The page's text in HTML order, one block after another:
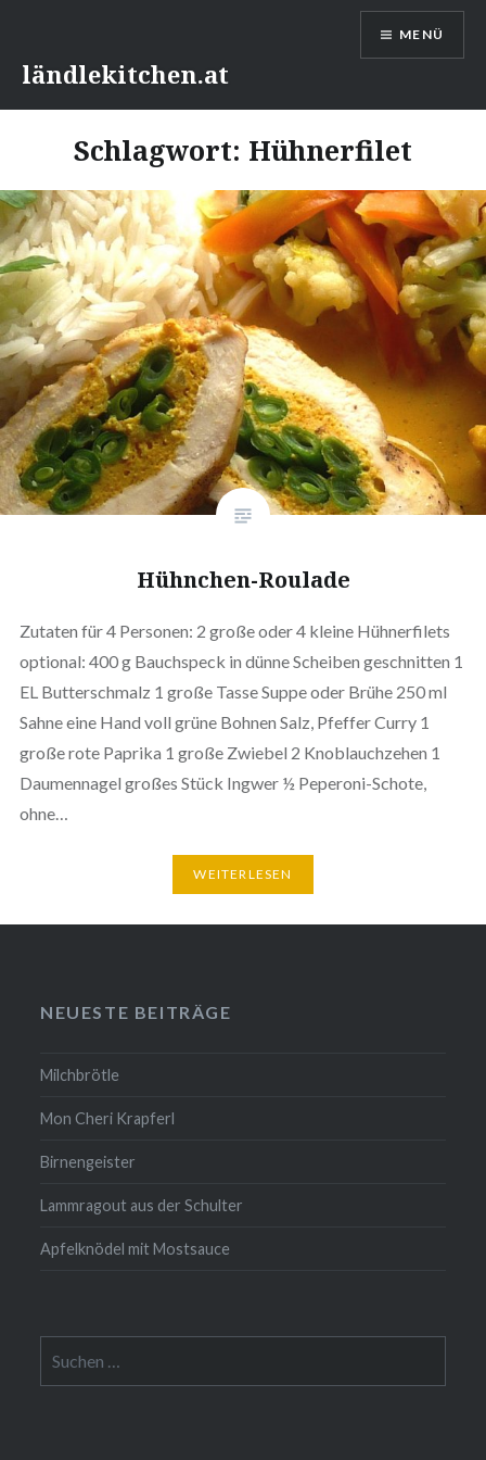
Inhaltländlekitchen.at
MENÜ
Schlagwort: Hühnerfilet
Hühnchen-Roulade
Zutaten für 4 Personen: 2 große oder 4 kleine Hühnerfilets
optional: 400 g Bauchspeck in dünne Scheiben geschnitten 1
EL Butterschmalz 1 große Tasse Suppe oder Brühe 250 ml
Sahne eine Hand voll grüne Bohnen Salz, Pfeffer Curry 1
große rote Paprika 1 große Zwiebel 2 Knoblauchzehen 1
Daumennagel großes Stück Ingwer ½ Peperoni-Schote,
ohne…
WEITERLESEN
NEUESTE BEITRÄGE
Milchbrötle
Mon Cheri Krapferl
Birnengeister
Lammragout aus der Schulter
Apfelknödel mit Mostsauce
nach: